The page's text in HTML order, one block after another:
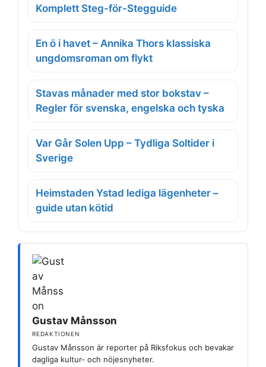
Komplett Steg-för-Stegguide
En ö i havet – Annika Thors klassiska
ungdomsroman om flykt
Stavas månader med stor bokstav –
Regler för svenska, engelska och tyska
Var Går Solen Upp – Tydliga Soltider i
Sverige
Heimstaden Ystad lediga lägenheter –
guide utan kötid
Gustav Månsson
REDAKTIONEN
Gustav Månsson är reporter på Riksfokus och bevakar
dagliga kultur- och nöjesnyheter.